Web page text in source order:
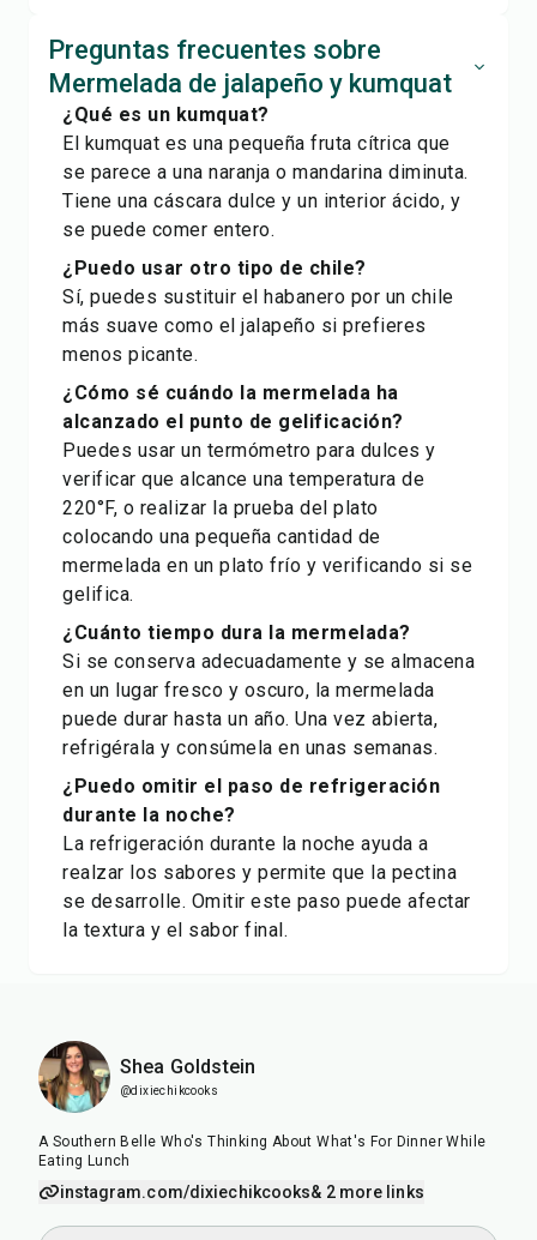
Preguntas frecuentes sobre
Mermelada de jalapeño y kumquat
¿Qué es un kumquat?
El kumquat es una pequeña fruta cítrica que
se parece a una naranja o mandarina diminuta.
Tiene una cáscara dulce y un interior ácido, y
se puede comer entero.
¿Puedo usar otro tipo de chile?
Sí, puedes sustituir el habanero por un chile
más suave como el jalapeño si prefieres
menos picante.
¿Cómo sé cuándo la mermelada ha
alcanzado el punto de gelificación?
Puedes usar un termómetro para dulces y
verificar que alcance una temperatura de
220°F, o realizar la prueba del plato
colocando una pequeña cantidad de
mermelada en un plato frío y verificando si se
gelifica.
¿Cuánto tiempo dura la mermelada?
Si se conserva adecuadamente y se almacena
en un lugar fresco y oscuro, la mermelada
puede durar hasta un año. Una vez abierta,
refrigérala y consúmela en unas semanas.
¿Puedo omitir el paso de refrigeración
durante la noche?
La refrigeración durante la noche ayuda a
realzar los sabores y permite que la pectina
se desarrolle. Omitir este paso puede afectar
la textura y el sabor final.
Shea Goldstein
@dixiechikcooks
A Southern Belle Who's Thinking About What's For Dinner While
Eating Lunch
instagram.com/dixiechikcooks& 2 more links